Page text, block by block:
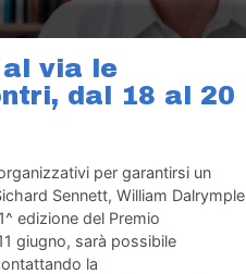
al via le
dal 18 al 20
per garantirsi un
Sennett, William Dalrymple
edizione del Premio
giugno, sarà possibile
la